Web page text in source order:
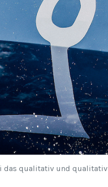
das qualitativ und qualitativ